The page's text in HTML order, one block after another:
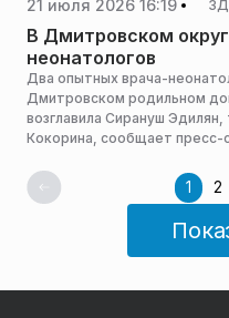
21 июля 2026 16:19
В Дмитровском
неонатологов
Два опытных врача-
Дмитровском родильном
возглавила Сирануш
Кокорина, сообщает пресс-
1 2